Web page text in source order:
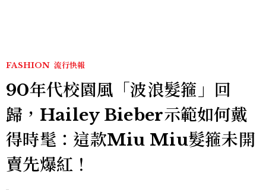
FASHION 流行快報
90年代校園風「波浪髮箍」回
歸，Hailey Bieber示範如何戴
得時髦：這款Miu Miu髮箍未開
賣先爆紅！